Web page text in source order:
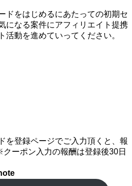
ドをはじめるにあたっての初期セ
になる案件にアフィリエイト提携
活動を進めていってください。
を登録ページでご入力頂くと、報
ーポン入力の報酬は登録後30日